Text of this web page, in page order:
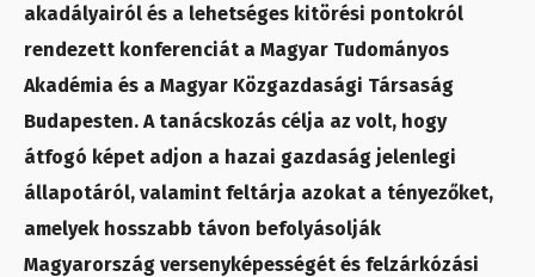
akadályairól és a lehetséges kitörési pontokról
rendezett konferenciát a Magyar Tudományos
Akadémia és a Magyar Közgazdasági Társaság
Budapesten. A tanácskozás célja az volt, hogy
átfogó képet adjon a hazai gazdaság jelenlegi
állapotáról, valamint feltárja azokat a tényezőket,
amelyek hosszabb távon befolyásolják
Magyarország versenyképességét és felzárkózási